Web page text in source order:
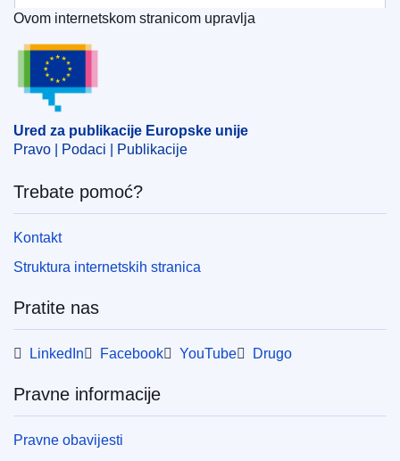
poljoprivredu i ruralni razvoj(Odbor EP-a
Predmet:
prehrambeni proizvod
CELEX : 51991AP0398
Ured za publikacije Europske unije
Ovom internetskom stranicom upravlja
Ured za publikacije Europske unije
Pravo | Podaci | Publikacije
Trebate pomoć?
Kontakt
Struktura internetskih stranica
Pratite nas
LinkedIn Facebook YouTube Drugo
Pravne informacije
Pravne obavijesti